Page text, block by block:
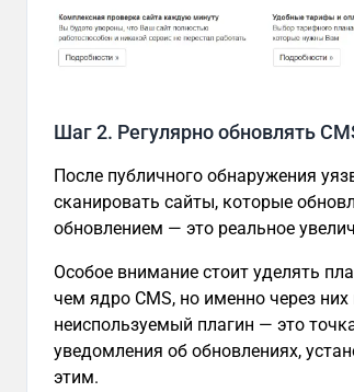
Шаг 2. Регулярно обновлять
После публичного обнаружения
сканировать сайты, которые
обновлением — это реальное
Особое внимание стоит уделять
чем ядро CMS, но именно через
неиспользуемый плагин — это
уведомления об обновлениях,
этим.